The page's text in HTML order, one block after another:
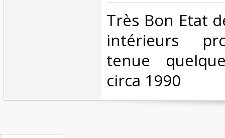
‎Très Bon Etat
intérieurs
tenue
circa 1990‎